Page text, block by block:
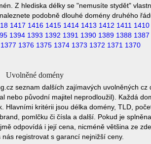
Z hlediska délky se "nemusíte stydět"
podobně dlouhé domény druhého
1417 1416 1415 1414 1413 1412 1411 1410
1394 1393 1392 1391 1390 1389 1388 1387
1377 1376 1375 1374 1373 1372 1371 1370
Uvolněné domény
seznam dalších zajímavých uvolněných
nebo původní majitel neprodloužil). Každá
kritérii jsou délka domény, TLD,
pomlčku či čísla a další. Pokud je
odpovídá i její cena, nicméně většina ze
registrovat s garancí nejnižší ceny.